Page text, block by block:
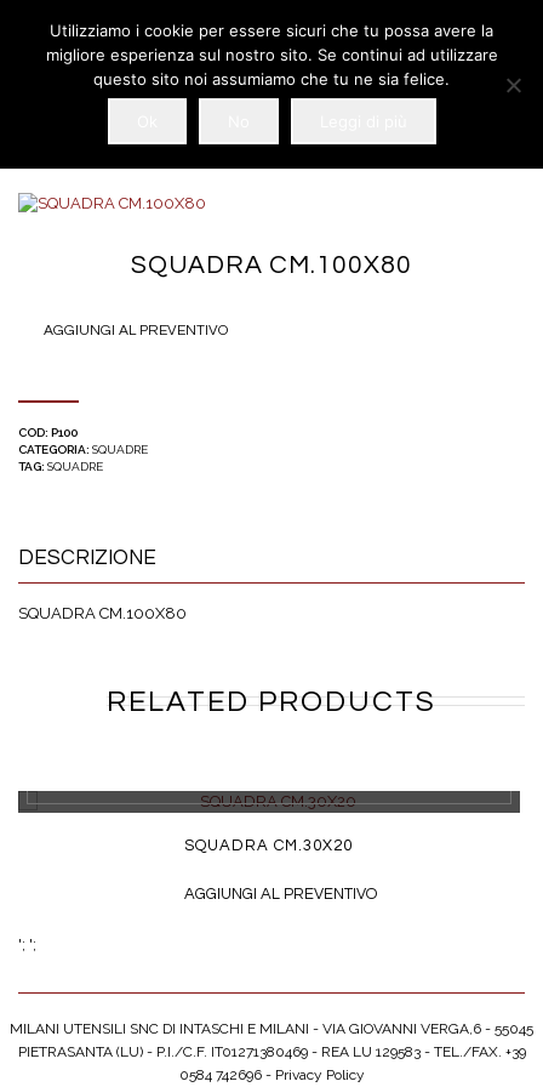
SQUADRA CM.100X80
AGGIUNGI AL PREVENTIVO
COD: P100
CATEGORIA: SQUADRE
TAG: SQUADRE
DESCRIZIONE
SQUADRA CM.100X80
RELATED PRODUCTS
SQUADRA CM.30X20
AGGIUNGI AL PREVENTIVO
'; ';
MILANI UTENSILI SNC DI INTASCHI E MILANI - VIA GIOVANNI VERGA,6 - 55045
PIETRASANTA (LU) - P.I./C.F. IT01271380469 - REA LU 129583 - TEL./FAX. +39
0584 742696 - Privacy Policy
Utilizziamo i cookie per essere sicuri che tu possa avere la
migliore esperienza sul nostro sito. Se continui ad utilizzare
questo sito noi assumiamo che tu ne sia felice.